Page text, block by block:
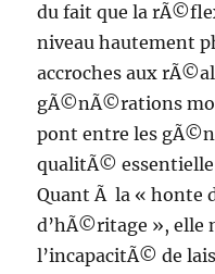
du fait que la
niveau hautement
accroches aux
gÃ©nÃ©rations
pont entre les
qualitÃ©
Quant Ã la « honte
d’hÃ©ritage », elle
l’incapacitÃ© de